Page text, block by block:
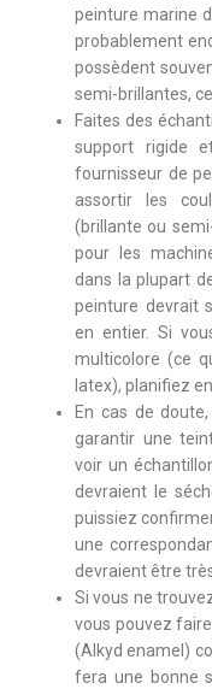
peinture marine
probablement
possèdent
semi-brillantes,
Faites des
support rigide
fournisseur de
assortir les
(brillante ou
pour les
dans la plupart
peinture devrait
en entier. Si
multicolore (ce
latex), planifiez
En cas de
garantir une
voir un
devraient le
puissiez
une
devraient être
Si vous ne
vous pouvez
(Alkyd enamel)
fera une bonne